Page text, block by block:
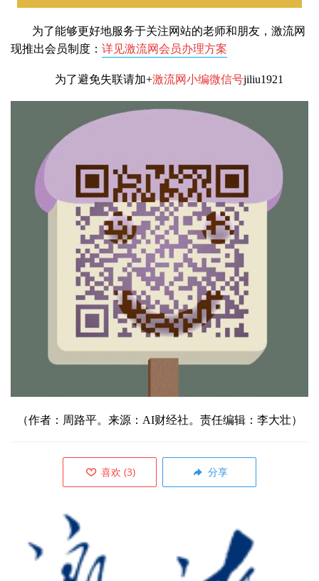
为了能够更好地服务于关注网站的老师和朋友，激流网
现推出会员制度： 详见激流网会员办理方案
为了避免失联请加+激流网小编微信号jiliu1921
（作者：周路平。来源：AI财经社。责任编辑：李大壮）
喜欢 (3) 分享